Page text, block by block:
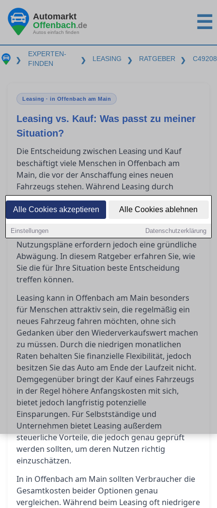
Alle Cookies akzeptieren Alle Cookies ablehnen
Einstellungen Datenschutzerklärung
Automarkt
Offenbach.de
Autos einfach finden ☰
❯
EXPERTEN-
FINDEN
❯ LEASING ❯ RATGEBER ❯ C49208
Leasing · in Offenbach am Main
Leasing vs. Kauf: Was passt zu meiner
Situation?
Die Entscheidung zwischen Leasing und Kauf
beschäftigt viele Menschen in Offenbach am
Main, die vor der Anschaffung eines neuen
Fahrzeugs stehen. Während Leasing durch
niedrige monatliche Raten und hohe Flexibilität
lockt, bietet der Kauf langfristige Vorteile und
volle Eigentümerschaft. Die Gesamtkosten,
steuerlichen Aspekte und individuellen
Nutzungspläne erfordern jedoch eine gründliche
Abwägung. In diesem Ratgeber erfahren Sie, wie
Sie die für Ihre Situation beste Entscheidung
treffen können.
Leasing kann in Offenbach am Main besonders
für Menschen attraktiv sein, die regelmäßig ein
neues Fahrzeug fahren möchten, ohne sich
Gedanken über den Wiederverkaufswert machen
zu müssen. Durch die niedrigen monatlichen
Raten behalten Sie finanzielle Flexibilität, jedoch
besitzen Sie das Auto am Ende der Laufzeit nicht.
Demgegenüber bringt der Kauf eines Fahrzeugs
in der Regel höhere Anfangskosten mit sich,
bietet jedoch langfristig potenzielle
Einsparungen. Für Selbstständige und
Unternehmen bietet Leasing außerdem
steuerliche Vorteile, die jedoch genau geprüft
werden sollten, um deren Nutzen richtig
einzuschätzen.
In in Offenbach am Main sollten Verbraucher die
Gesamtkosten beider Optionen genau
vergleichen. Während beim Leasing oft niedrigere